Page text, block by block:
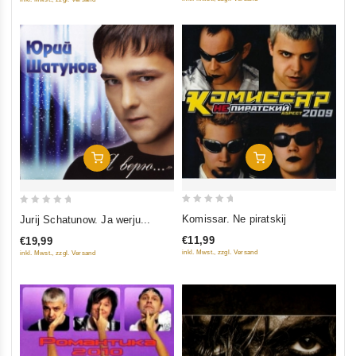
In Den Warenkorb
out
of
Jurij Schatunow. Ja werju...
€19,99
inkl. Mwst., zzgl. Versand
In Den Warenkorb
of
Komissar. Ne piratskij
€11,99
inkl. Mwst., zzgl. Versand